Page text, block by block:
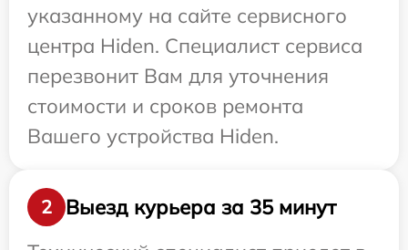
указанному на сайте сервисного
центра Hiden. Специалист сервиса
перезвонит Вам для уточнения
стоимости и сроков ремонта
Вашего устройства Hiden.
2
Выезд курьера за 35 минут